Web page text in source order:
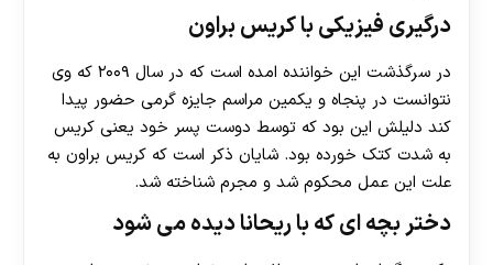
درگیری فیزیکی با کریس براون
در سرگذشت این خواننده امده است که در سال ۲۰۰۹ که وی
نتوانست در پنجاه و یکمین مراسم جایزه گرمی حضور پیدا
کند دلیلش این بود که توسط دوست‌ پسر خود یعنی کریس
به شدت کتک خورده بود. شایان ذکر است که کریس براون به
علت این عمل محکوم شد و مجرم شناخته شد.
دختر بچه ای که با ریحانا دیده می شود